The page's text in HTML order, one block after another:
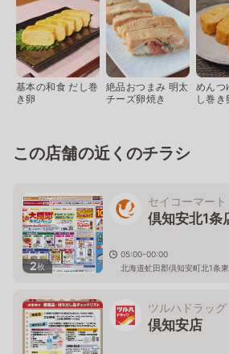
基本の和食 だし巻
き卵
絶品おつまみ 明太
チーズ卵焼き
めんつ
し巻き
この店舗の近くのチラシ
2枚
セイコーマート
倶知安北1条
05:00-00:00
北海道虻田郡倶知安町北1条
ツルハドラッグ
倶知安店